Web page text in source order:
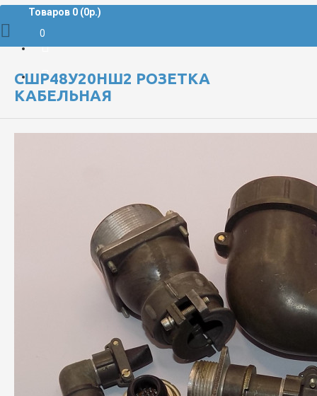
Товаров 0 (0р.)
0
РАЗЪЁМЫ СУДОВЫЕ
СШР48У20НШ2 РОЗЕТКА
КАБЕЛЬНАЯ